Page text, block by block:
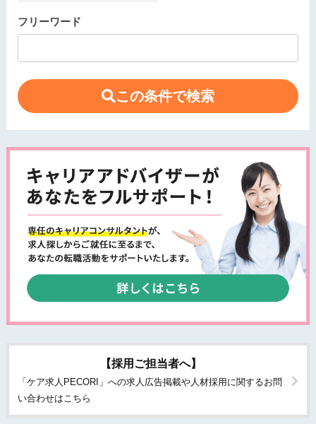
フリーワード
この条件で検索
【採用ご担当者へ】
「ケア求人PECORI」への求人広告掲載や人材採用に関するお問
い合わせはこちら